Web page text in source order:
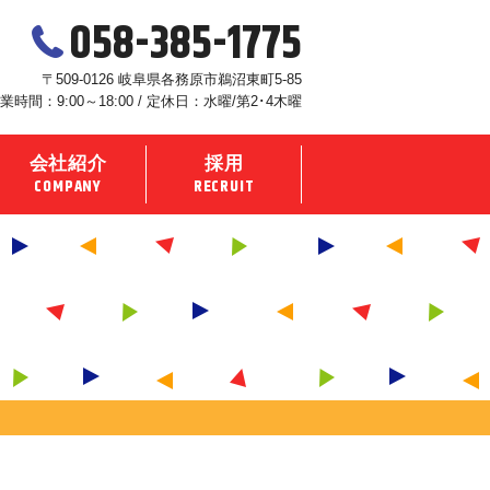
058-385-1775
〒509-0126 岐阜県各務原市鵜沼東町5-85
時間：9:00～18:00 / 定休日：水曜/第2･4木曜
会社紹介
COMPANY
採用
RECRUIT